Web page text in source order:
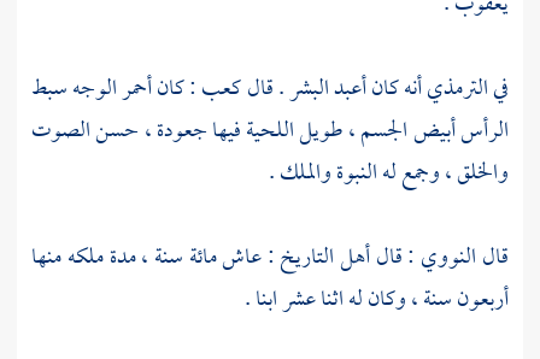
فيالترمذيأنه كان أعبد البشر . قالكعب: كان أحمر الوجه سبط
الرأس أبيض الجسم ، طويل اللحية فيها جعودة ، حسن الصوت
والخلق ، وجمع له النبوة والملك .
قالالنووي : قال أهل التاريخ : عاش مائة سنة ، مدة ملكه منها
أربعون سنة ، وكان له اثنا عشر ابنا .